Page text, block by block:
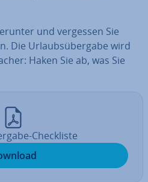
und vergessen Sie
Die Ur­laubs­über­ga­be wird
Haken Sie ab, was Sie
Check­lis­te